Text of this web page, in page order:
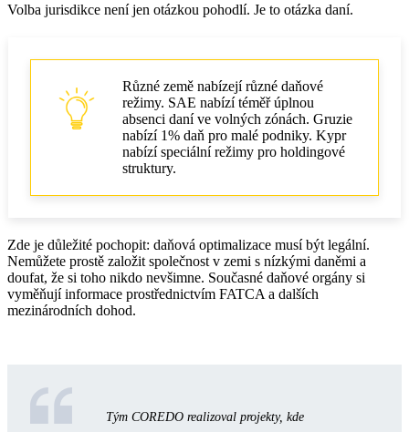
Volba jurisdikce není jen otázkou pohodlí. Je to otázka daní.
Různé země nabízejí různé daňové
režimy. SAE nabízí téměř úplnou
absenci daní ve volných zónách. Gruzie
nabízí 1% daň pro malé podniky. Kypr
nabízí speciální režimy pro holdingové
struktury.
Zde je důležité pochopit: daňová optimalizace musí být legální.
Nemůžete prostě založit společnost v zemi s nízkými daněmi a
doufat, že si toho nikdo nevšimne. Současné daňové orgány si
vyměňují informace prostřednictvím FATCA a dalších
mezinárodních dohod.
Tým COREDO realizoval projekty, kde